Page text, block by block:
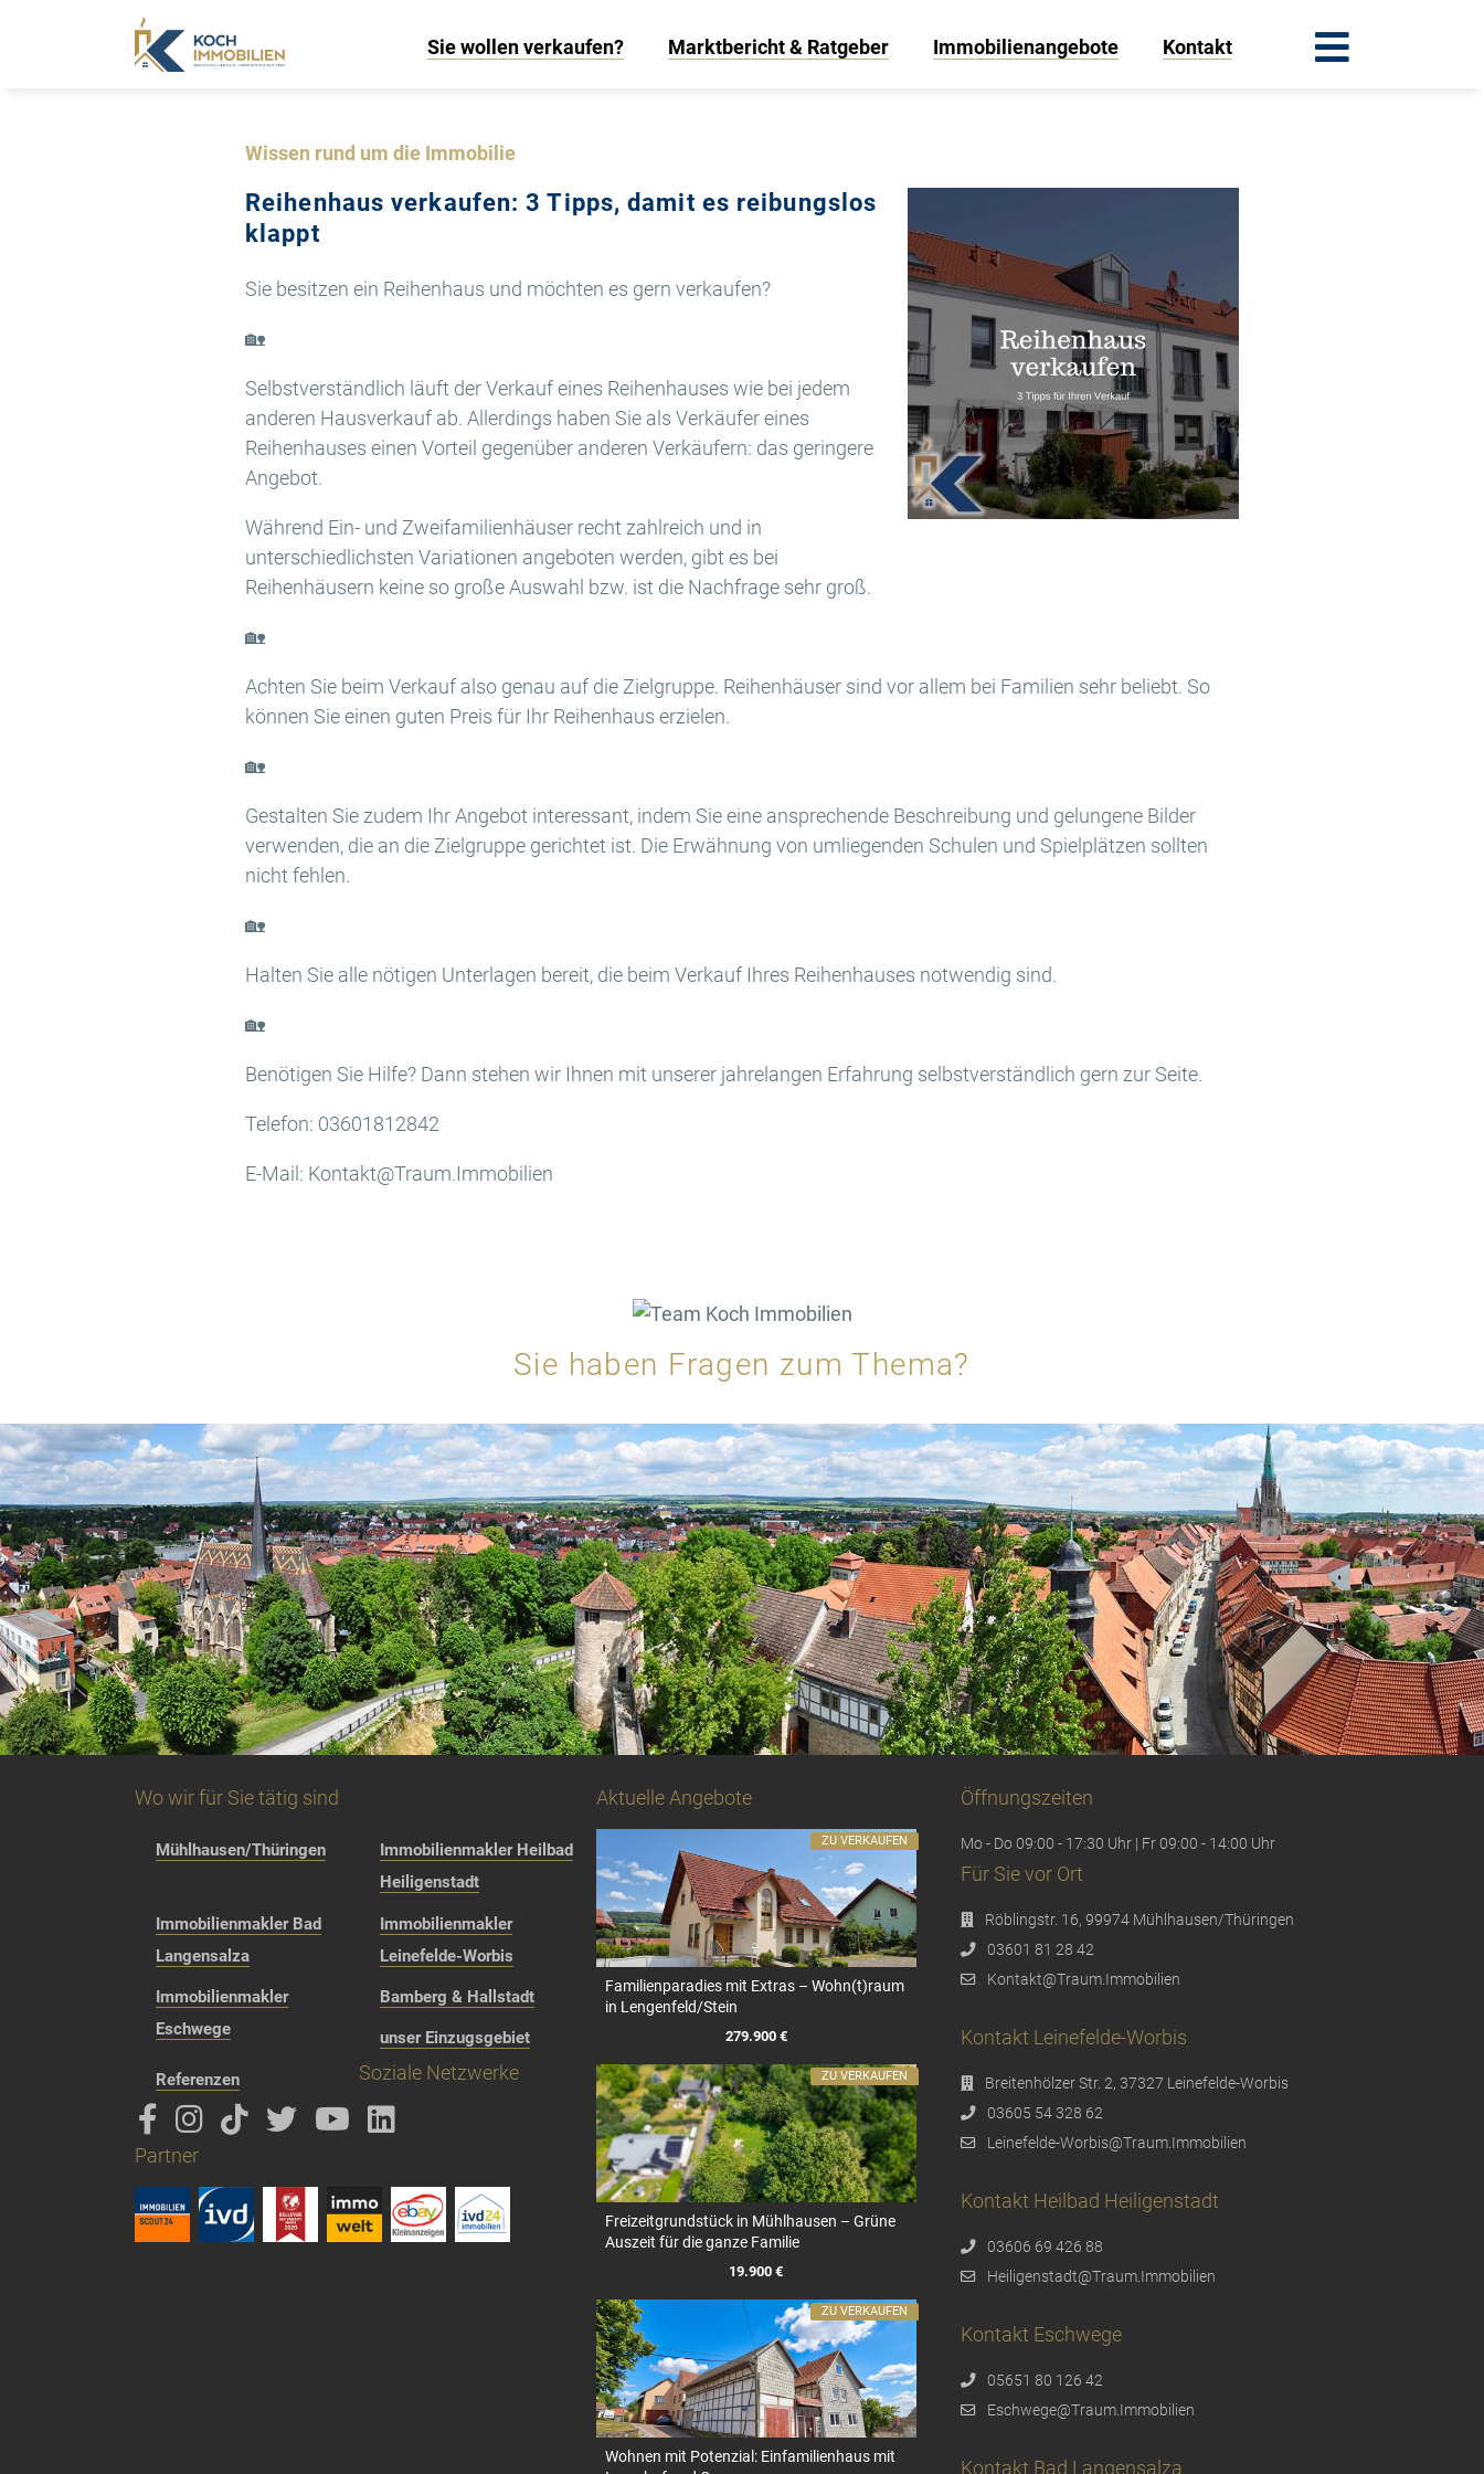
Sie wollen verkaufen? Marktbericht & Ratgeber Immobilienangebote Kontakt
Wissen rund um die Immobilie
Reihenhaus verkaufen: 3 Tipps, damit es reibungslos
klappt
Sie besitzen ein Reihenhaus und möchten es gern verkaufen?
🏡
Selbstverständlich läuft der Verkauf eines Reihenhauses wie bei jedem
anderen Hausverkauf ab. Allerdings haben Sie als Verkäufer eines
Reihenhauses einen Vorteil gegenüber anderen Verkäufern: das geringere
Angebot.
Während Ein- und Zweifamilienhäuser recht zahlreich und in
unterschiedlichsten Variationen angeboten werden, gibt es bei
Reihenhäusern keine so große Auswahl bzw. ist die Nachfrage sehr groß.
🏡
Achten Sie beim Verkauf also genau auf die Zielgruppe. Reihenhäuser sind vor allem bei Familien sehr beliebt. So
können Sie einen guten Preis für Ihr Reihenhaus erzielen.
🏡
Gestalten Sie zudem Ihr Angebot interessant, indem Sie eine ansprechende Beschreibung und gelungene Bilder
verwenden, die an die Zielgruppe gerichtet ist. Die Erwähnung von umliegenden Schulen und Spielplätzen sollten
nicht fehlen.
🏡
Halten Sie alle nötigen Unterlagen bereit, die beim Verkauf Ihres Reihenhauses notwendig sind.
🏡
Benötigen Sie Hilfe? Dann stehen wir Ihnen mit unserer jahrelangen Erfahrung selbstverständlich gern zur Seite.
Telefon: 03601812842
E-Mail: Kontakt@Traum.Immobilien
Sie haben Fragen zum Thema?
Wo wir für Sie tätig sind
Mühlhausen/Thüringen
Immobilienmakler Heilbad
Heiligenstadt
Immobilienmakler Bad
Langensalza
Immobilienmakler
Leinefelde-Worbis
Immobilienmakler
Eschwege
Bamberg & Hallstadt
unser Einzugsgebiet
Referenzen Soziale Netzwerke
Partner
Aktuelle Angebote
Familienparadies mit Extras – Wohn(t)raum
in Lengenfeld/Stein
279.900 €
ZU VERKAUFEN
Freizeitgrundstück in Mühlhausen – Grüne
Auszeit für die ganze Familie
19.900 €
ZU VERKAUFEN
Wohnen mit Potenzial: Einfamilienhaus mit
ZU VERKAUFEN
Öffnungszeiten
Mo - Do 09:00 - 17:30 Uhr | Fr 09:00 - 14:00 Uhr
Für Sie vor Ort
Röblingstr. 16, 99974 Mühlhausen/Thüringen
03601 81 28 42
Kontakt@Traum.Immobilien
Kontakt Leinefelde-Worbis
Breitenhölzer Str. 2, 37327 Leinefelde-Worbis
03605 54 328 62
Leinefelde-Worbis@Traum.Immobilien
Kontakt Heilbad Heiligenstadt
03606 69 426 88
Heiligenstadt@Traum.Immobilien
Kontakt Eschwege
05651 80 126 42
Eschwege@Traum.Immobilien
Kontakt Bad Langensalza